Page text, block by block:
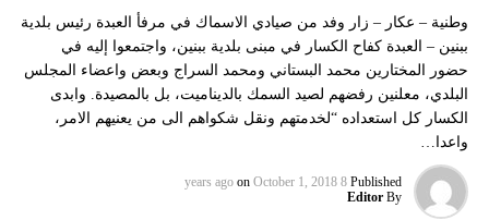
وطنية – عكار – زار وفد من صيادي الاسماك في مرفأ العبدة رئيس بلدية
ببنين – العبدة كفاح الكسار في مبنى بلدية ببنين، واجتمعوا إليه في
حضور المختارين محمد البستاني ومحمد السراج وبعض واعضاء المجلس
البلدي، معلنين رفضهم لصيد السمك بالديناميت، بل بالمصيدة. وابدى
الكسار كل استعداده “لخدمتهم ونقل شكواهم الى من يعنيهم الامر،
واعدا…
Published
8 years ago
on October 1, 2018
By
Editor